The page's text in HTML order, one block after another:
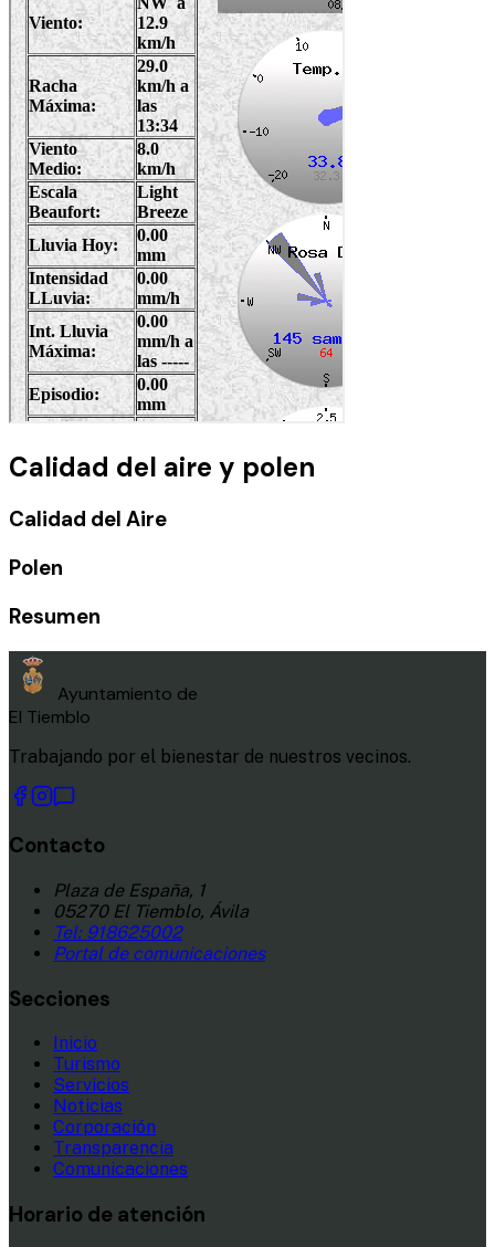
Calidad del aire y polen
Calidad del Aire
Polen
Resumen
Ayuntamiento de
El Tiemblo
Trabajando por el bienestar de nuestros vecinos.
Contacto
Plaza de España, 1
05270 El Tiemblo, Ávila
Tel: 918625002
Portal de comunicaciones
Secciones
Inicio
Turismo
Servicios
Noticias
Corporación
Transparencia
Comunicaciones
Horario de atención